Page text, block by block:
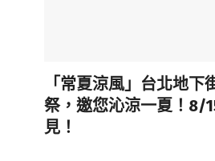
「常夏涼風」台北地下
祭，邀您沁涼一夏！8/
見！